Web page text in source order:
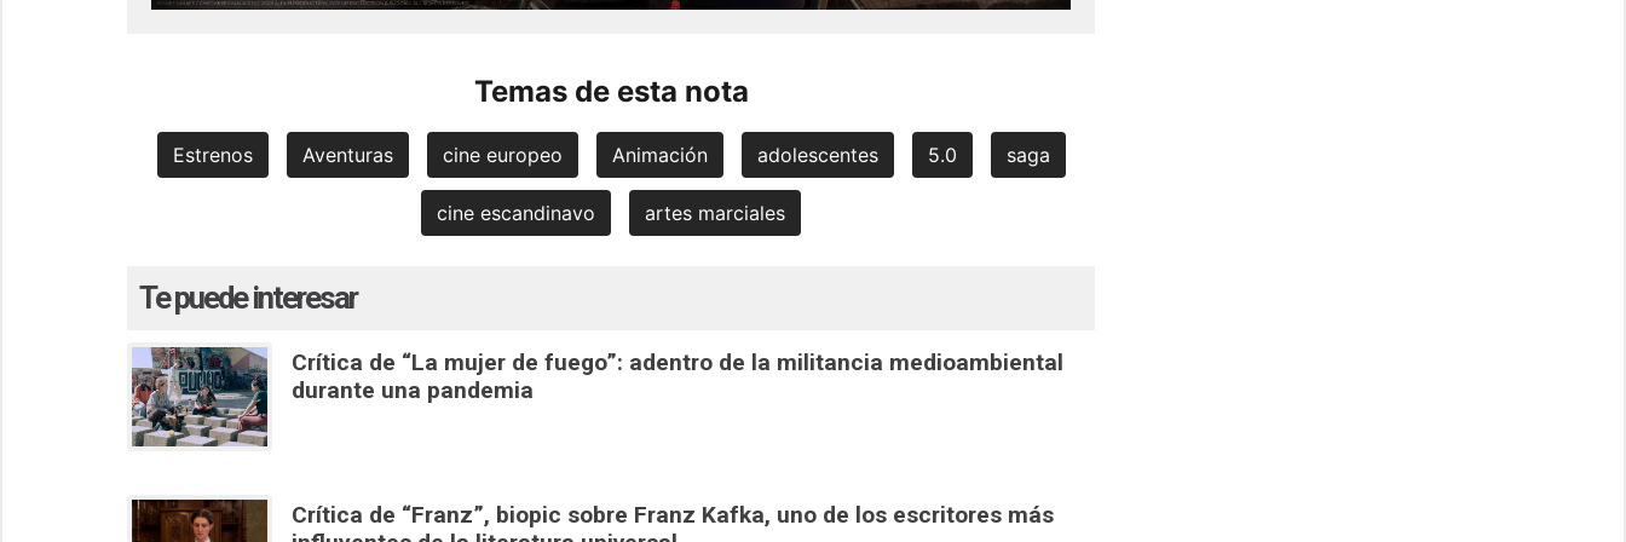
Temas de esta nota
Estrenos Aventuras cine europeo Animación adolescentes 5.0 saga
cine escandinavo artes marciales
Te puede interesar
Crítica de “La mujer de fuego”: adentro de la militancia medioambiental
durante una pandemia
Crítica de “Franz”, biopic sobre Franz Kafka, uno de los escritores más